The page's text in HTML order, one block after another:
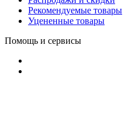
Рекомендуемые товары
Уцененные товары
Помощь и сервисы